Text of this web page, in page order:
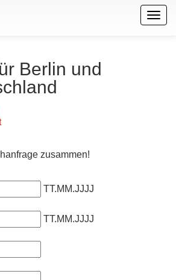
Berlin und
zusammen!
TT.MM.JJJJ
TT.MM.JJJJ